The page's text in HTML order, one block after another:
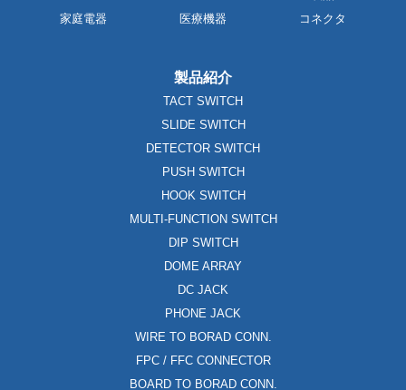
家庭電器
医療機器 コネクタ
製品紹介
TACT SWITCH
SLIDE SWITCH
DETECTOR SWITCH
PUSH SWITCH
HOOK SWITCH
MULTI-FUNCTION SWITCH
DIP SWITCH
DOME ARRAY
DC JACK
PHONE JACK
WIRE TO BORAD CONN.
FPC / FFC CONNECTOR
BOARD TO BORAD CONN.